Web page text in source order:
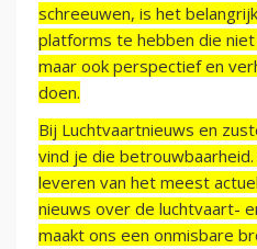
schreeuwen, is het
platforms te hebben die
maar ook perspectief en
doen.
Bij Luchtvaartnieuws en
vind je die
leveren van het meest
nieuws over de luchtvaart-
maakt ons een onmisbare